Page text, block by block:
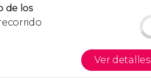
de los
recorrido
Ver detalles